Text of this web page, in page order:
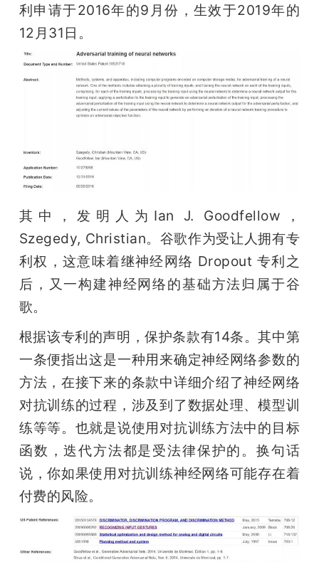
GAIR
搞
机
利申请于2016年的9月份，生效于2019年的
12月31日。
其中，发明人为Ian J. Goodfellow，
Szegedy, Christian。谷歌作为受让人拥有专
利权，这意味着继神经网络 Dropout 专利之
后，又一构建神经网络的基础方法归属于谷
歌。
根据该专利的声明，保护条款有14条。其中第
一条便指出这是一种用来确定神经网络参数的
方法，在接下来的条款中详细介绍了神经网络
对抗训练的过程，涉及到了数据处理、模型训
练等等。也就是说使用对抗训练方法中的目标
函数，迭代方法都是受法律保护的。换句话
说，你如果使用对抗训练神经网络可能存在着
付费的风险。